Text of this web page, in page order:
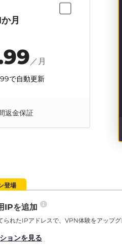
か月
／月
で自動更新
返金保証
登場
IPを追加
られたIPアドレスで、VPN体験をアップグ
ョンを見る